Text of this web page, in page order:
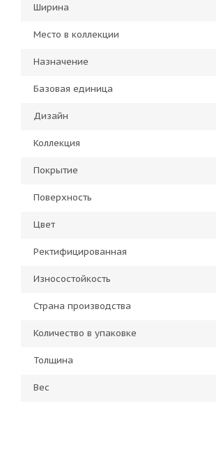
Ширина
Место в коллекции
Назначение
Базовая единица
Дизайн
Коллекция
Покрытие
Поверхность
Цвет
Ректифицированная
Износостойкость
Страна производства
Количество в упаковке
Толщина
Вес